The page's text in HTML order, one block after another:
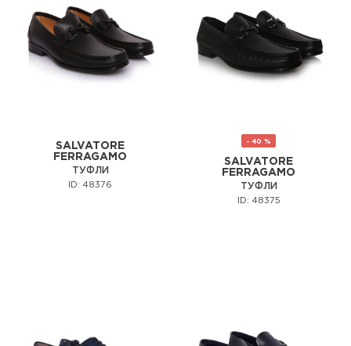
SALVATORE
FERRAGAMO
ТУФЛИ
ID: 48376
- 40 %
SALVATORE
FERRAGAMO
ТУФЛИ
ID: 48375